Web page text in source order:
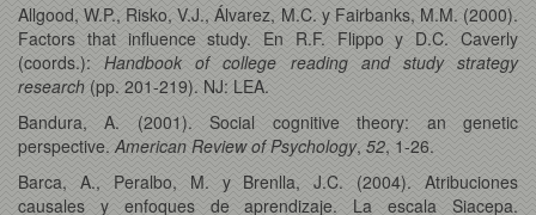
Allgood, W.P., Risko, V.J., Álvarez, M.C. y Fairbanks, M.M. (2000).
Factors that influence study. En R.F. Flippo y D.C. Caverly
(coords.):Handbook of college reading and study strategy
research (pp. 201-219). NJ: LEA.
Bandura, A. (2001). Social cognitive theory: an genetic
perspective. American Review of Psychology, 52, 1-26.
Barca, A., Peralbo, M. y Brenlla, J.C. (2004). Atribuciones
causales y enfoques de aprendizaje. La escala Siacepa.